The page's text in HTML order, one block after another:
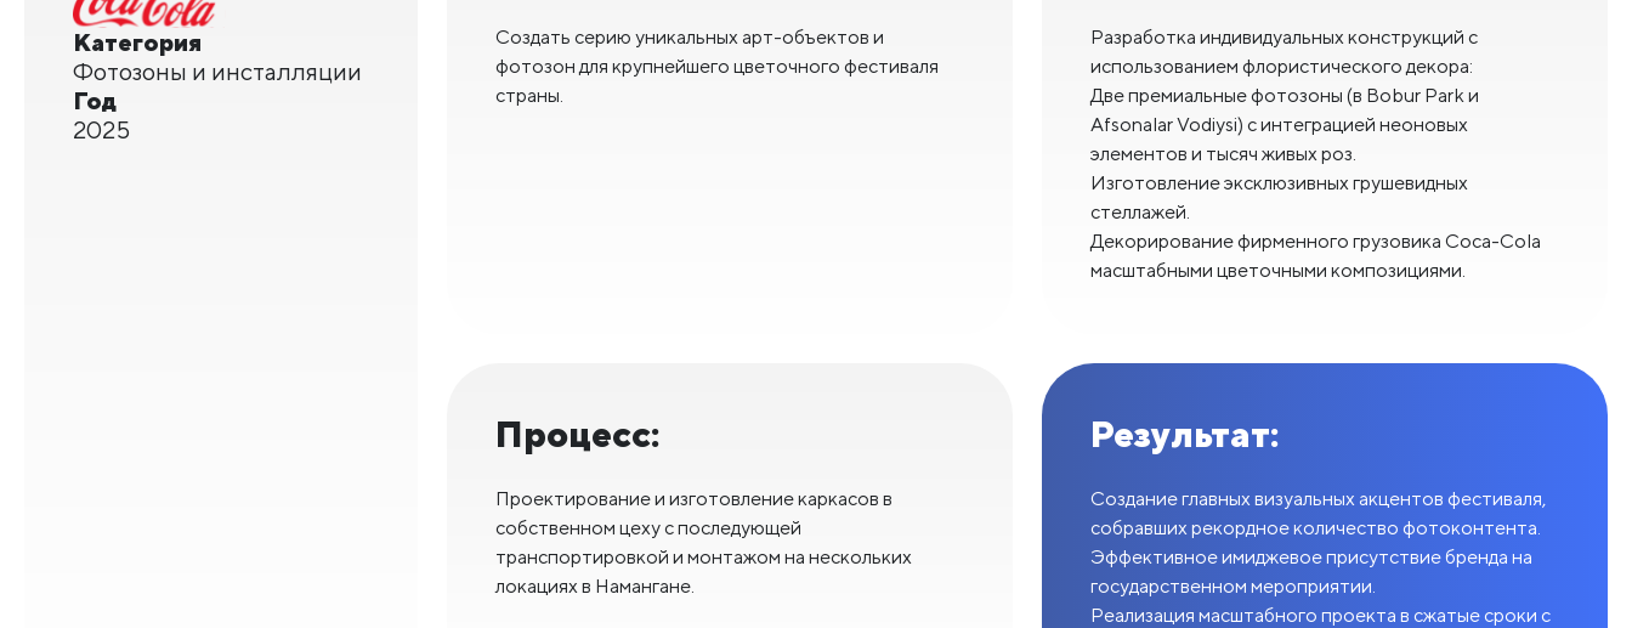
Категория
Фотозоны и инсталляции
Год
2025
Создать серию уникальных арт-объектов и
фотозон для крупнейшего цветочного фестиваля
страны.
Разработка индивидуальных конструкций с
использованием флористического декора:
Две премиальные фотозоны (в Bobur Park и
Afsonalar Vodiysi) с интеграцией неоновых
элементов и тысяч живых роз.
Изготовление эксклюзивных грушевидных
стеллажей.
Декорирование фирменного грузовика Coca-Cola
масштабными цветочными композициями.
Процесс:
Проектирование и изготовление каркасов в
собственном цеху с последующей
транспортировкой и монтажом на нескольких
локациях в Намангане.
Результат:
Создание главных визуальных акцентов фестиваля,
собравших рекордное количество фотоконтента.
Эффективное имиджевое присутствие бренда на
государственном мероприятии.
Реализация масштабного проекта в сжатые сроки с